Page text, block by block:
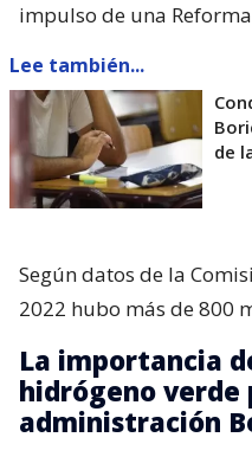
impulso de una
Lee también...
de
Según datos de la
2022 hubo más de 800
La importancia
hidrógeno verde
administración